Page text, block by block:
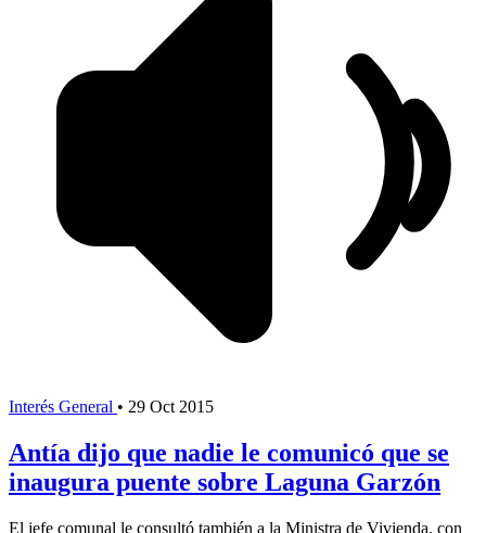
Interés General • 29 Oct 2015
Antía dijo que nadie le comunicó que se
inaugura puente sobre Laguna Garzón
El jefe comunal le consultó también a la Ministra de Vivienda, con